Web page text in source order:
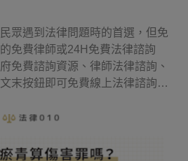
眾遇到法律問題時的首選，但免
免費律師或24H免費法律諮詢
免費諮詢資源、律師法律諮詢、
末按鈕即可免費線上法律諮詢，